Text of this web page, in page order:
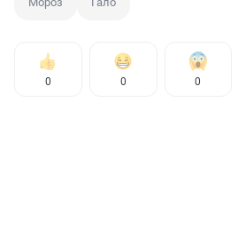
0 0 0